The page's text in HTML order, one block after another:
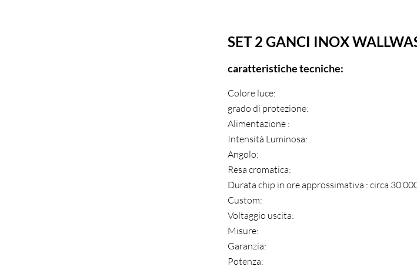
SET 2 GANCI INOX
caratteristiche tecniche:
Colore luce:
grado di protezione:
Alimentazione :
Intensità Luminosa:
Angolo:
Resa cromatica:
Durata chip in ore approssimativa : circa
Custom:
Voltaggio uscita:
Misure:
Garanzia:
Potenza: